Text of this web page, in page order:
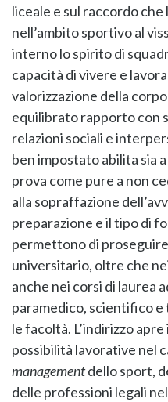
liceale e sul raccordo
nell’ambito sportivo al
interno lo spirito di
capacità di vivere e
valorizzazione della
equilibrato rapporto con
relazioni sociali e
ben impostato abilita sia
prova come pure a non
alla sopraffazione
preparazione e il tipo di
permettono di
universitario, oltre che
anche nei corsi di laurea
paramedico, scientifico
le facoltà. L’indirizzo
possibilità lavorative nel
managementdello sport,
delle professioni legali